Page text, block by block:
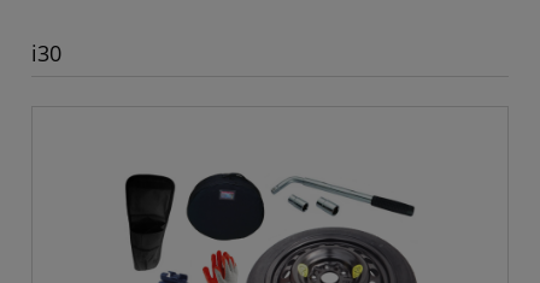
i30